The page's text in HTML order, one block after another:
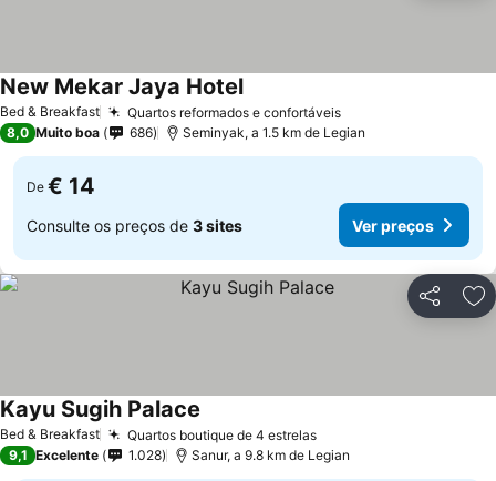
Bed & Breakfast Quartos reformados e confortáveisVer preços
New Mekar Jaya HotelVer preços
8,0 Muito boa 686 Seminyak, a 1.5 km de Legian
De € 14
Consulte os preços de 3 sites Ver preços
Partilhar
Bed & Breakfast Quartos boutique de 4 estrelasVer preços
Kayu Sugih Palace
9,1 Excelente 1.028 Sanur, a 9.8 km de Legian